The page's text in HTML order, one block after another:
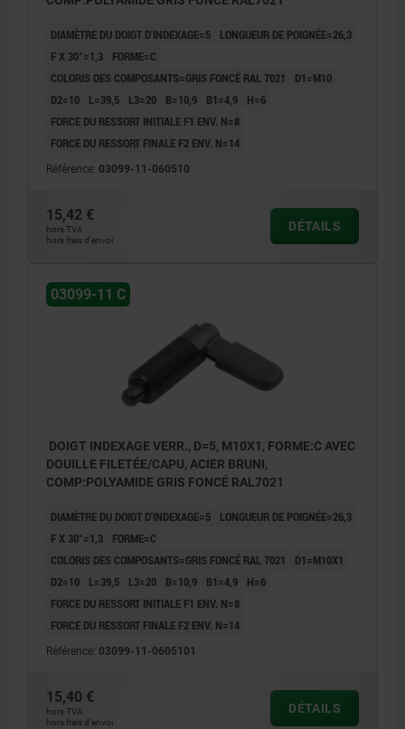
DIAMÈTRE DU DOIGT D'INDEXAGE=5
LONGUEUR DE POIGNÉE=26,3
F X 30°=1,3
FORME=C
COLORIS DES COMPOSANTS=GRIS FONCÉ RAL 7021
D1=M10
D2=10
L=39,5 L3=20 B=10,9 B1=4,9
H=6
FORCE DU RESSORT INITIALE F1 ENV. N=8
FORCE DU RESSORT FINALE F2 ENV. N=14
Référence: 03099-11-060510
15,42 €
hors TVA
hors frais d’envoi
DÉTAILS
03099-11 C
DOIGT INDEXAGE VERR., D=5, M10X1, FORME:C AVEC
DOUILLE FILETÉE/CAPU, ACIER BRUNI,
COMP:POLYAMIDE GRIS FONCÉ RAL7021
DIAMÈTRE DU DOIGT D'INDEXAGE=5
LONGUEUR DE POIGNÉE=26,3
F X 30°=1,3
FORME=C
COLORIS DES COMPOSANTS=GRIS FONCÉ RAL 7021
D1=M10X1
D2=10
L=39,5 L3=20 B=10,9 B1=4,9
H=6
FORCE DU RESSORT INITIALE F1 ENV. N=8
FORCE DU RESSORT FINALE F2 ENV. N=14
Référence: 03099-11-0605101
15,40 €
hors TVA
hors frais d’envoi
DÉTAILS